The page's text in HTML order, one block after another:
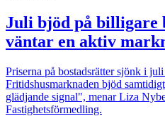
Juli bjöd på billigare
väntar en aktiv
Priserna på bostadsrätter sjönk i
Fritidshusmarknaden bjöd
glädjande signal", menar Liza
Fastighetsförmedling.